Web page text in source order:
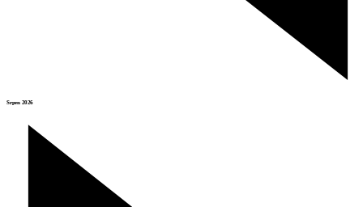
Srpen 2026